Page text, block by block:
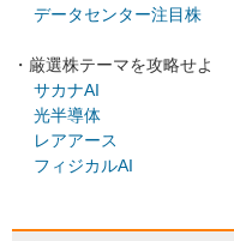
データセンター注目株
・厳選株テーマを攻略せよ
サカナAI
光半導体
レアアース
フィジカルAI